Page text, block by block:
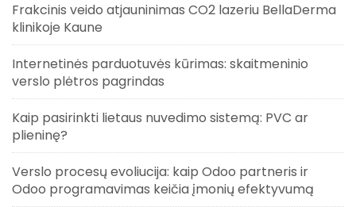
Frakcinis veido atjauninimas CO2 lazeriu BellaDerma
klinikoje Kaune
Internetinės parduotuvės kūrimas: skaitmeninio
verslo plėtros pagrindas
Kaip pasirinkti lietaus nuvedimo sistemą: PVC ar
plieninę?
Verslo procesų evoliucija: kaip Odoo partneris ir
Odoo programavimas keičia įmonių efektyvumą